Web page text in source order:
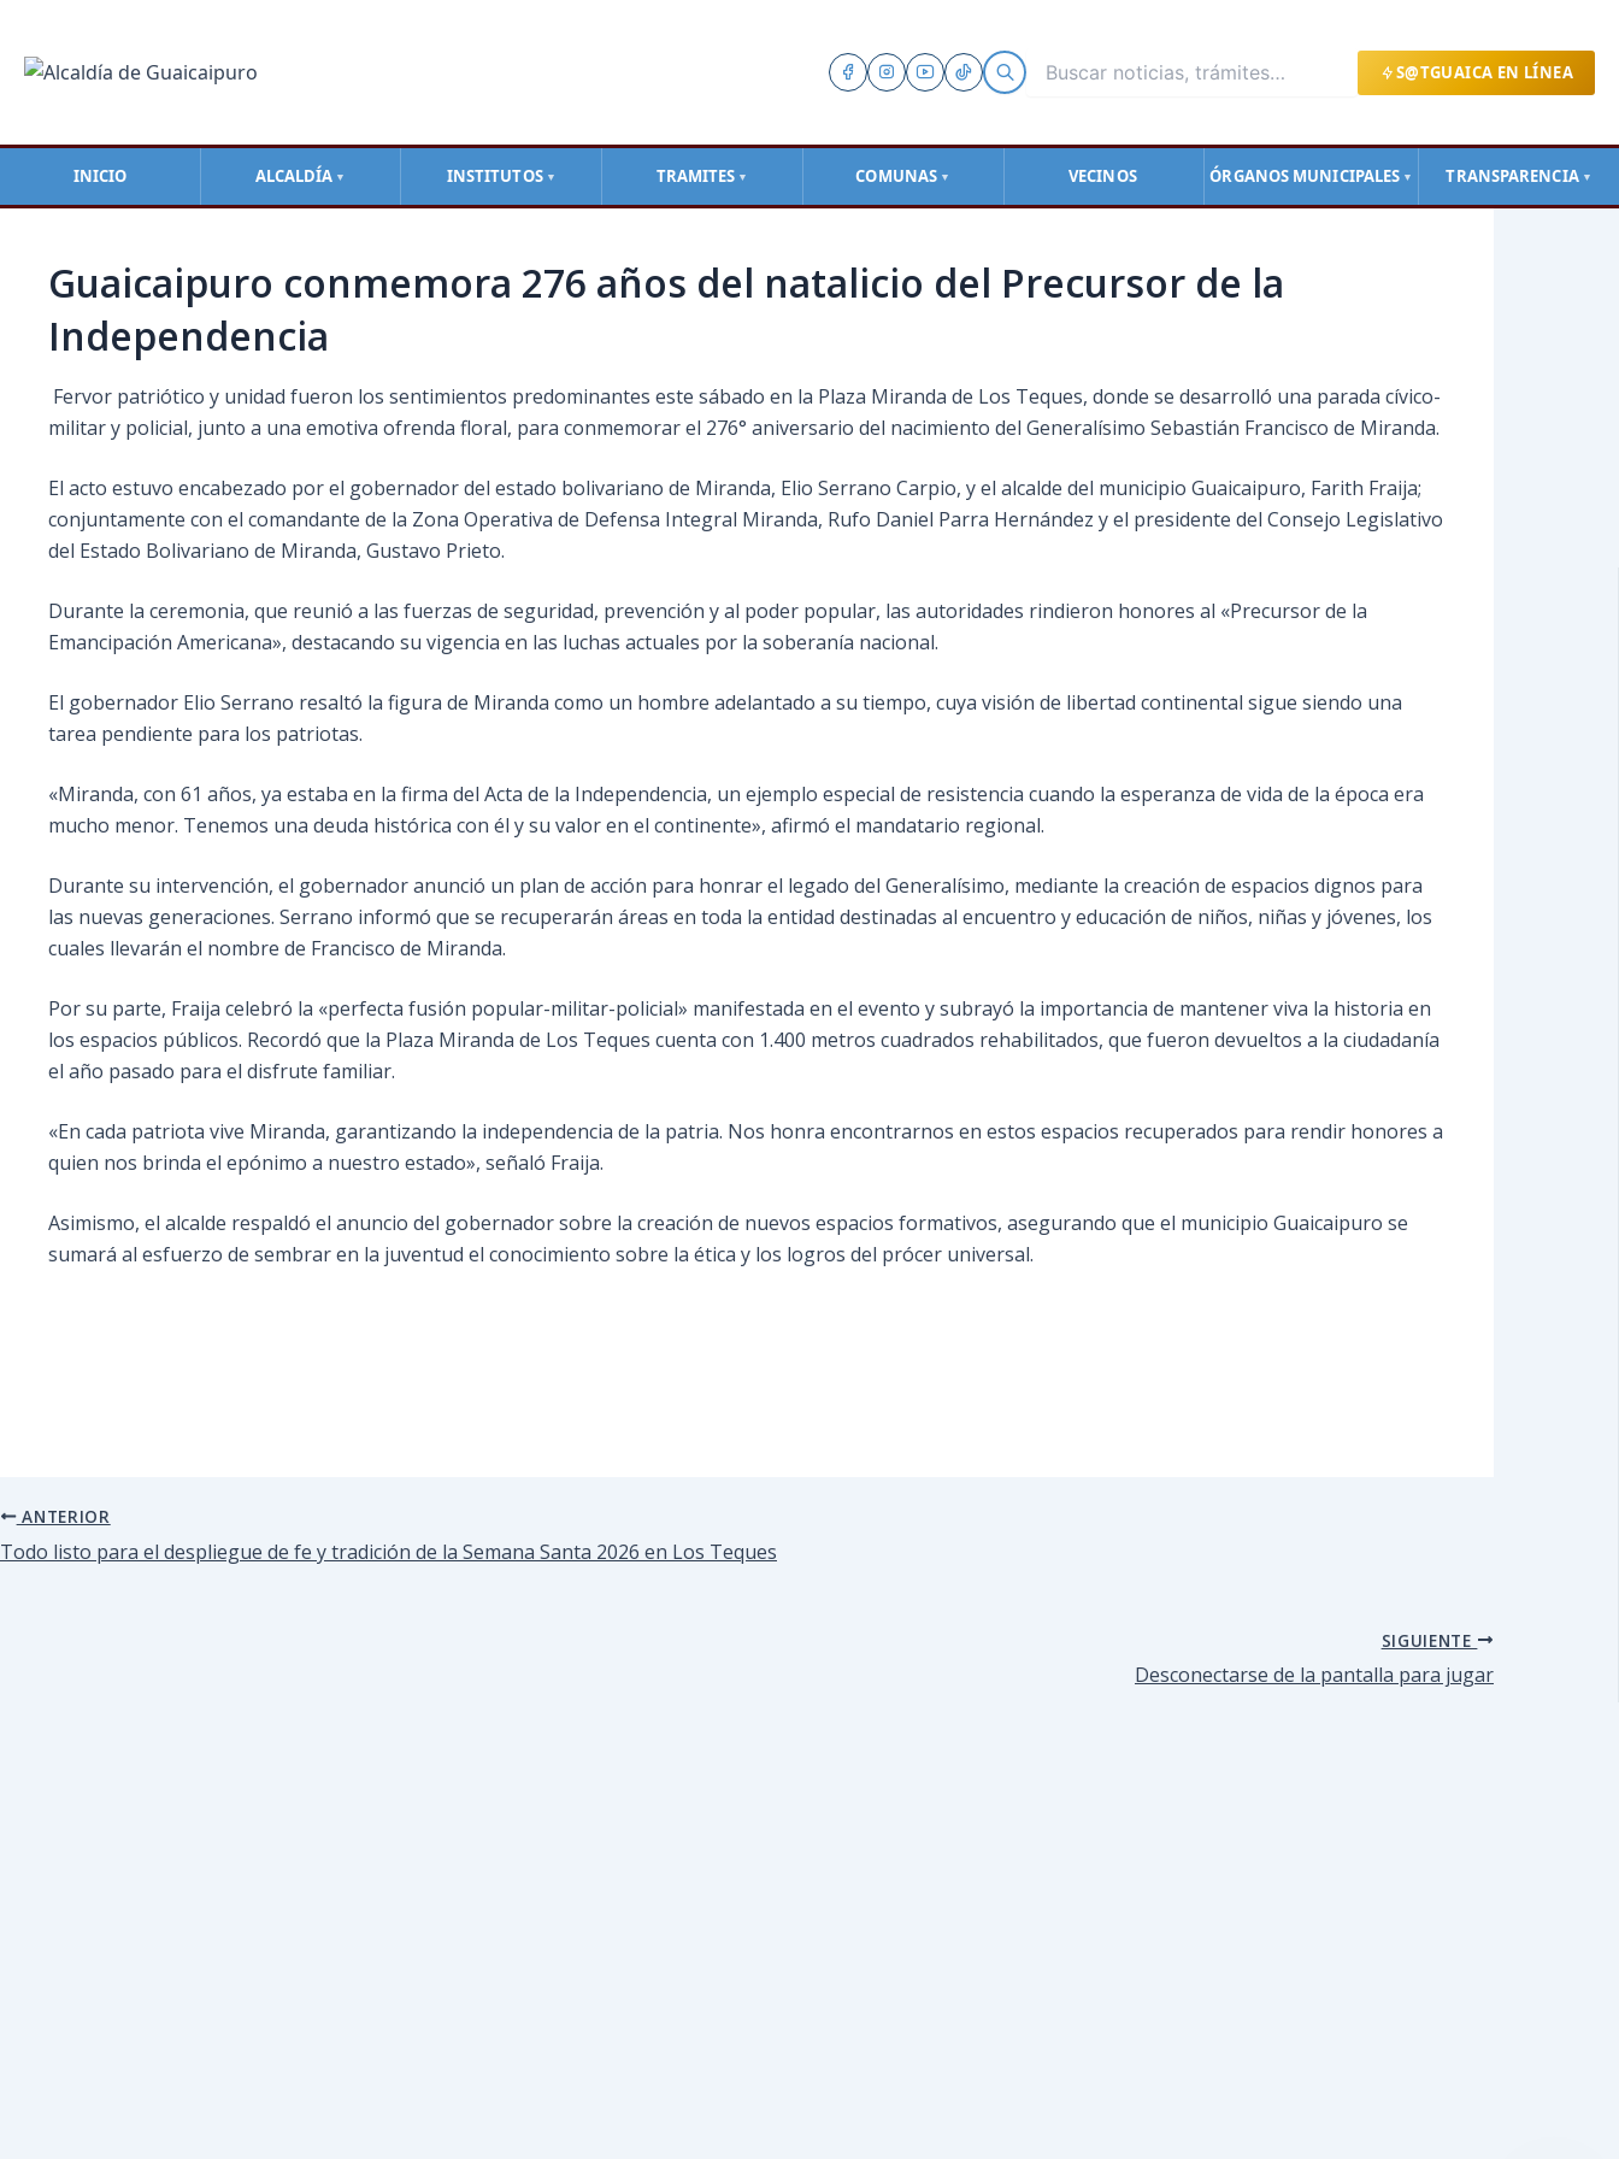
S@TGUAICA EN LÍNEA
INICIO ALCALDÍA ▼ INSTITUTOS ▼ TRAMITES ▼ COMUNAS ▼ VECINOS ÓRGANOS MUNICIPALES ▼ TRANSPARENCIA ▼
contenido
Guaicaipuro conmemora 276 años del natalicio del Precursor de la
Independencia
Fervor patriótico y unidad fueron los sentimientos predominantes este sábado en la Plaza Miranda de Los Teques, donde se desarrolló una parada cívico-
militar y policial, junto a una emotiva ofrenda floral, para conmemorar el 276° aniversario del nacimiento del Generalísimo Sebastián Francisco de Miranda.
El acto estuvo encabezado por el gobernador del estado bolivariano de Miranda, Elio Serrano Carpio, y el alcalde del municipio Guaicaipuro, Farith Fraija;
conjuntamente con el comandante de la Zona Operativa de Defensa Integral Miranda, Rufo Daniel Parra Hernández y el presidente del Consejo Legislativo
del Estado Bolivariano de Miranda, Gustavo Prieto.
Durante la ceremonia, que reunió a las fuerzas de seguridad, prevención y al poder popular, las autoridades rindieron honores al «Precursor de la
Emancipación Americana», destacando su vigencia en las luchas actuales por la soberanía nacional.
El gobernador Elio Serrano resaltó la figura de Miranda como un hombre adelantado a su tiempo, cuya visión de libertad continental sigue siendo una
tarea pendiente para los patriotas.
«Miranda, con 61 años, ya estaba en la firma del Acta de la Independencia, un ejemplo especial de resistencia cuando la esperanza de vida de la época era
mucho menor. Tenemos una deuda histórica con él y su valor en el continente», afirmó el mandatario regional.
Durante su intervención, el gobernador anunció un plan de acción para honrar el legado del Generalísimo, mediante la creación de espacios dignos para
las nuevas generaciones. Serrano informó que se recuperarán áreas en toda la entidad destinadas al encuentro y educación de niños, niñas y jóvenes, los
cuales llevarán el nombre de Francisco de Miranda.
Por su parte, Fraija celebró la «perfecta fusión popular-militar-policial» manifestada en el evento y subrayó la importancia de mantener viva la historia en
los espacios públicos. Recordó que la Plaza Miranda de Los Teques cuenta con 1.400 metros cuadrados rehabilitados, que fueron devueltos a la ciudadanía
el año pasado para el disfrute familiar.
«En cada patriota vive Miranda, garantizando la independencia de la patria. Nos honra encontrarnos en estos espacios recuperados para rendir honores a
quien nos brinda el epónimo a nuestro estado», señaló Fraija.
Asimismo, el alcalde respaldó el anuncio del gobernador sobre la creación de nuevos espacios formativos, asegurando que el municipio Guaicaipuro se
sumará al esfuerzo de sembrar en la juventud el conocimiento sobre la ética y los logros del prócer universal.
entradas
ANTERIOR
Todo listo para el despliegue de fe y tradición de la Semana Santa 2026 en Los Teques
SIGUIENTE
Desconectarse de la pantalla para jugar